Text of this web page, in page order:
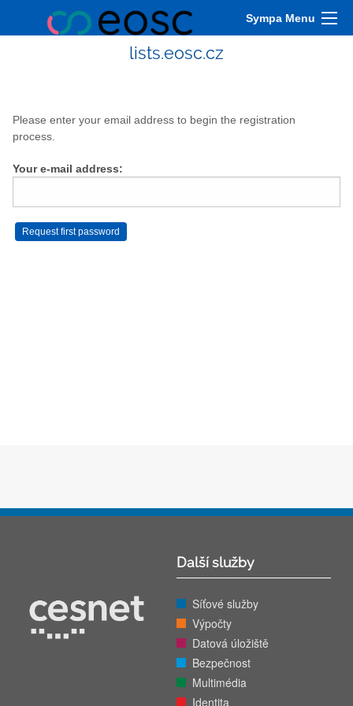
Sympa Menu
lists.eosc.cz
Please enter your email address to begin the registration
process.
Your e-mail address:
Další služby
Síťové služby
Výpočty
Datová úložiště
Bezpečnost
Multimédia
Identita